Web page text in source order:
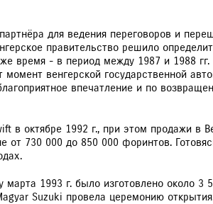
для ведения переговоров и
правительство решило
время - в период между 1987 и 1988
венгерской государственной
впечатление и по
в октябре 1992 г., при этом продажи в
730 000 до 850 000 форинтов.
1993 г. было изготовлено около 3
Suzuki провела церемонию